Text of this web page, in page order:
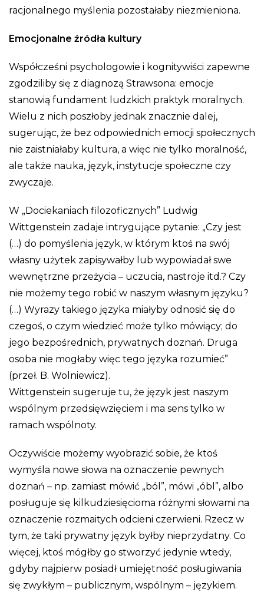
racjonalnego myślenia pozostałaby niezmieniona.
Emocjonalne źródła kultury
Współcześni psychologowie i kognitywiści zapewne
zgodziliby się z diagnozą Strawsona: emocje
stanowią fundament ludzkich praktyk moralnych.
Wielu z nich poszłoby jednak znacznie dalej,
sugerując, że bez odpowiednich emocji społecznych
nie zaistniałaby kultura, a więc nie tylko moralność,
ale także nauka, język, instytucje społeczne czy
zwyczaje.
W „Dociekaniach filozoficznych” Ludwig
Wittgenstein zadaje intrygujące pytanie: „Czy jest
(…) do pomyślenia język, w którym ktoś na swój
własny użytek zapisywałby lub wypowiadał swe
wewnętrzne przeżycia – uczucia, nastroje itd.? Czy
nie możemy tego robić w naszym własnym języku?
(…) Wyrazy takiego języka miałyby odnosić się do
czegoś, o czym wiedzieć może tylko mówiący; do
jego bezpośrednich, prywatnych doznań. Druga
osoba nie mogłaby więc tego języka rozumieć”
(przeł. B. Wolniewicz).
Wittgenstein sugeruje tu, że język jest naszym
wspólnym przedsięwzięciem i ma sens tylko w
ramach wspólnoty.
Oczywiście możemy wyobrazić sobie, że ktoś
wymyśla nowe słowa na oznaczenie pewnych
doznań – np. zamiast mówić „ból”, mówi „óbl”, albo
posługuje się kilkudziesięcioma różnymi słowami na
oznaczenie rozmaitych odcieni czerwieni. Rzecz w
tym, że taki prywatny język byłby nieprzydatny. Co
więcej, ktoś mógłby go stworzyć jedynie wtedy,
gdyby najpierw posiadł umiejętność posługiwania
się zwykłym – publicznym, wspólnym – językiem.